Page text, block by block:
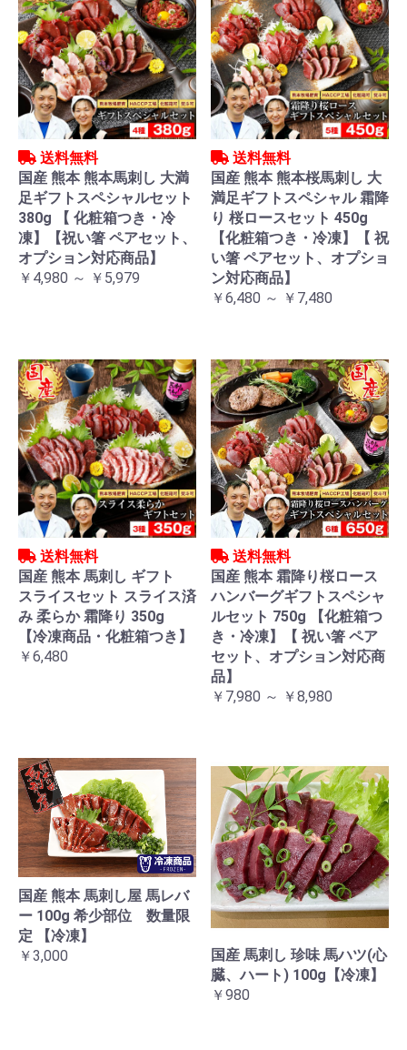
送料無料
国産 熊本 熊本馬刺し 大満
足ギフトスペシャルセット
380g 【 化粧箱つき・冷
凍】【祝い箸 ペアセット、
オプション対応商品】
￥4,980 ～ ￥5,979
送料無料
国産 熊本 熊本桜馬刺し 大
満足ギフトスペシャル 霜降
り 桜ロースセット 450g
【化粧箱つき・冷凍】【 祝
い箸 ペアセット、オプショ
ン対応商品】
￥6,480 ～ ￥7,480
送料無料
国産 熊本 馬刺し ギフト
スライスセット スライス済
み 柔らか 霜降り 350g
【冷凍商品・化粧箱つき】
￥6,480
送料無料
国産 熊本 霜降り桜ロース
ハンバーグギフトスペシャ
ルセット 750g 【化粧箱つ
き・冷凍】【 祝い箸 ペア
セット、オプション対応商
品】
￥7,980 ～ ￥8,980
国産 熊本 馬刺し屋 馬レバ
ー 100g 希少部位 数量限
定 【冷凍】
￥3,000
国産 馬刺し 珍味 馬ハツ(心
臓、ハート) 100g【冷凍】
￥980